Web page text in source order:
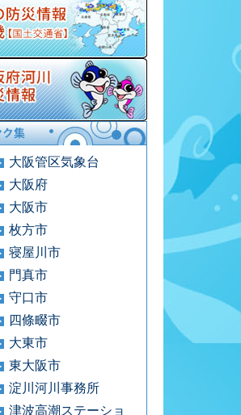
大阪管区気象台
大阪府
大阪市
枚方市
寝屋川市
門真市
守口市
四條畷市
大東市
東大阪市
淀川河川事務所
津波高潮ステーショ